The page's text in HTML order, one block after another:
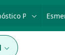
ou nome